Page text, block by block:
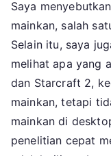
Saya
mainkan, salah
Selain itu, saya
melihat apa yang
dan Starcraft 2,
mainkan, tetapi
mainkan di
penelitian cepat